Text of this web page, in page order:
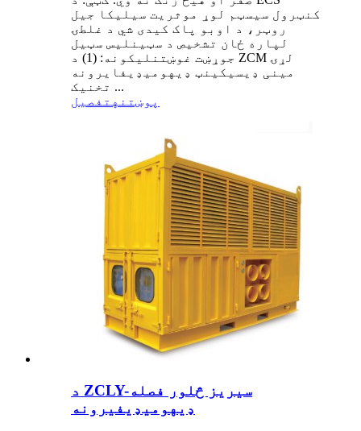
کنټرول سیسټم لوړ موثریت سیلیکا جیل
روټر، د اوبو پاک کیدی شي د غلطۍ
لپاره ځان تشخیص د سټینلیس سټیل
جوړښت غوښتنلیکونه: (1) د ZCM لړۍ
مینی ډیسیکینټ ډیهومیډیفایرونه
تخنیک ...
پوښتنه تفصیل
د ZCLY-سیریز څلور فصله
ډیهومیډیفیرونه